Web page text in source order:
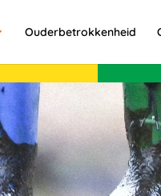
Ouderbetrokkenheid